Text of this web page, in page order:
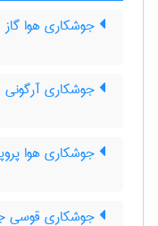
جوشکاری هوا گاز
جوشکاری آرگونی
جوشکاری هوا
جوشکاری قوسی